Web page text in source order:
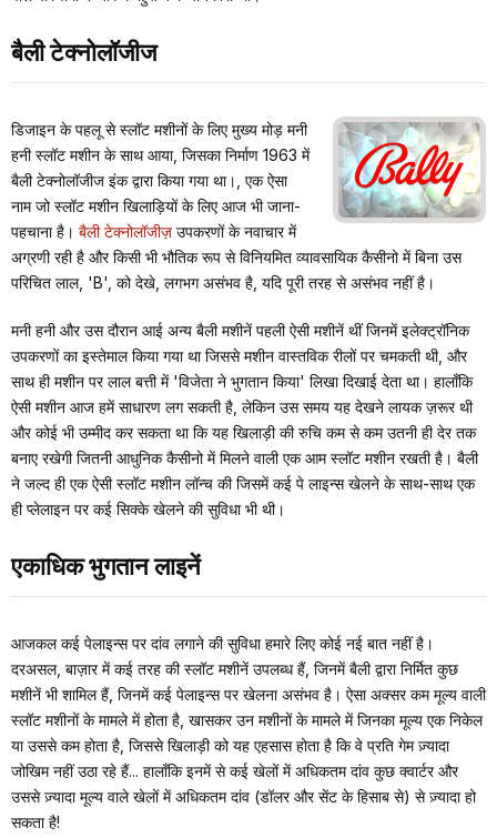
बैली टेक्नोलॉजीज
डिजाइन के पहलू से स्लॉट मशीनों के लिए मुख्य मोड़ मनी
हनी स्लॉट मशीन के साथ आया, जिसका निर्माण 1963 में
बैली टेक्नोलॉजीज इंक द्वारा किया गया था।, एक ऐसा
नाम जो स्लॉट मशीन खिलाड़ियों के लिए आज भी जाना-
पहचाना है। बैली टेक्नोलॉजीज़ उपकरणों के नवाचार में
अग्रणी रही है और किसी भी भौतिक रूप से विनियमित व्यावसायिक कैसीनो में बिना उस
परिचित लाल, 'B', को देखे, लगभग असंभव है, यदि पूरी तरह से असंभव नहीं है।
मनी हनी और उस दौरान आई अन्य बैली मशीनें पहली ऐसी मशीनें थीं जिनमें इलेक्ट्रॉनिक
उपकरणों का इस्तेमाल किया गया था जिससे मशीन वास्तविक रीलों पर चमकती थी, और
साथ ही मशीन पर लाल बत्ती में 'विजेता ने भुगतान किया' लिखा दिखाई देता था। हालाँकि
ऐसी मशीन आज हमें साधारण लग सकती है, लेकिन उस समय यह देखने लायक ज़रूर थी
और कोई भी उम्मीद कर सकता था कि यह खिलाड़ी की रुचि कम से कम उतनी ही देर तक
बनाए रखेगी जितनी आधुनिक कैसीनो में मिलने वाली एक आम स्लॉट मशीन रखती है। बैली
ने जल्द ही एक ऐसी स्लॉट मशीन लॉन्च की जिसमें कई पे लाइन्स खेलने के साथ-साथ एक
ही प्लेलाइन पर कई सिक्के खेलने की सुविधा भी थी।
एकाधिक भुगतान लाइनें
आजकल कई पेलाइन्स पर दांव लगाने की सुविधा हमारे लिए कोई नई बात नहीं है।
दरअसल, बाज़ार में कई तरह की स्लॉट मशीनें उपलब्ध हैं, जिनमें बैली द्वारा निर्मित कुछ
मशीनें भी शामिल हैं, जिनमें कई पेलाइन्स पर खेलना असंभव है। ऐसा अक्सर कम मूल्य वाली
स्लॉट मशीनों के मामले में होता है, खासकर उन मशीनों के मामले में जिनका मूल्य एक निकेल
या उससे कम होता है, जिससे खिलाड़ी को यह एहसास होता है कि वे प्रति गेम ज़्यादा
जोखिम नहीं उठा रहे हैं... हालाँकि इनमें से कई खेलों में अधिकतम दांव कुछ क्वार्टर और
उससे ज़्यादा मूल्य वाले खेलों में अधिकतम दांव (डॉलर और सेंट के हिसाब से) से ज़्यादा हो
सकता है!